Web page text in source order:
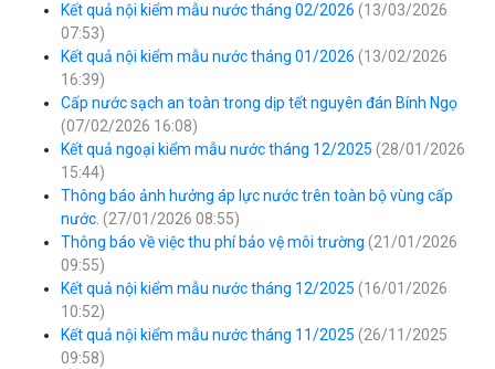
Kết quả nội kiểm mẫu nước tháng 02/2026 (13/03/2026
07:53)
Kết quả nội kiểm mẫu nước tháng 01/2026 (13/02/2026
16:39)
Cấp nước sạch an toàn trong dịp tết nguyên đán Bính Ngọ
(07/02/2026 16:08)
Kết quả ngoại kiểm mẫu nước tháng 12/2025 (28/01/2026
15:44)
Thông báo ảnh hưởng áp lực nước trên toàn bộ vùng cấp
nước. (27/01/2026 08:55)
Thông báo về việc thu phí bảo vệ môi trường (21/01/2026
09:55)
Kết quả nội kiểm mẫu nước tháng 12/2025 (16/01/2026
10:52)
Kết quả nội kiểm mẫu nước tháng 11/2025 (26/11/2025
09:58)